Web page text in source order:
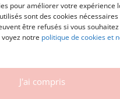
pour améliorer votre expérience
sont des cookies
être refusés si vous
notre politique de cookies et
J'ai compris
BE 0765.825.589
Malou – TDM interdit sauf
| Entraînement d’IA
interdit.
Conditions générales –